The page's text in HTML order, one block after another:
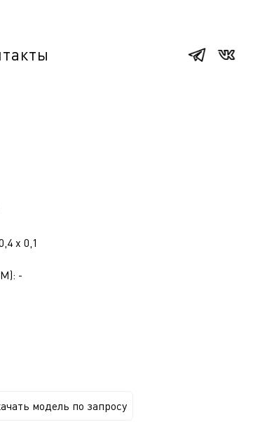
x 0,1
-
модель по запросу